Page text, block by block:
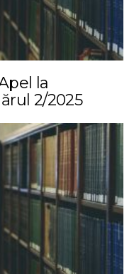
la
2/2025